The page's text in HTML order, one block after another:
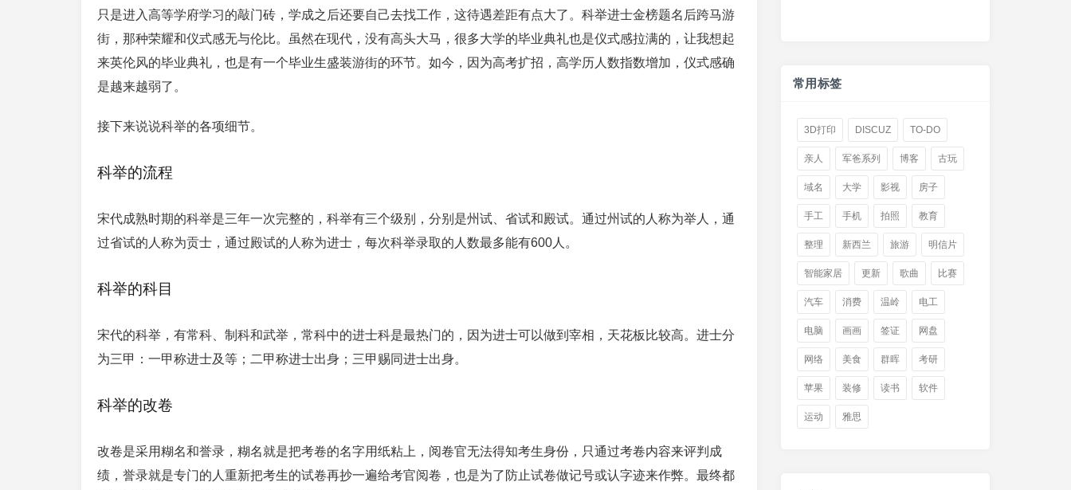
只是进入高等学府学习的敲门砖，学成之后还要自己去找工作，这待遇差距有点大了。科举进士金榜题名后跨马游
街，那种荣耀和仪式感无与伦比。虽然在现代，没有高头大马，很多大学的毕业典礼也是仪式感拉满的，让我想起
来英伦风的毕业典礼，也是有一个毕业生盛装游街的环节。如今，因为高考扩招，高学历人数指数增加，仪式感确
是越来越弱了。
接下来说说科举的各项细节。
科举的流程
宋代成熟时期的科举是三年一次完整的，科举有三个级别，分别是州试、省试和殿试。通过州试的人称为举人，通
过省试的人称为贡士，通过殿试的人称为进士，每次科举录取的人数最多能有600人。
科举的科目
宋代的科举，有常科、制科和武举，常科中的进士科是最热门的，因为进士可以做到宰相，天花板比较高。进士分
为三甲：一甲称进士及等；二甲称进士出身；三甲赐同进士出身。
科举的改卷
改卷是采用糊名和誉录，糊名就是把考卷的名字用纸粘上，阅卷官无法得知考生身份，只通过考卷内容来评判成
绩，誉录就是专门的人重新把考生的试卷再抄一遍给考官阅卷，也是为了防止试卷做记号或认字迹来作弊。最终都
常用标签
3D打印 DISCUZ TO-DO
亲人 军爸系列 博客 古玩
域名 大学 影视 房子
手工 手机 拍照 教育
整理 新西兰 旅游 明信片
智能家居 更新 歌曲 比赛
汽车 消费 温岭 电工
电脑 画画 签证 网盘
网络 美食 群晖 考研
苹果 装修 读书 软件
运动 雅思